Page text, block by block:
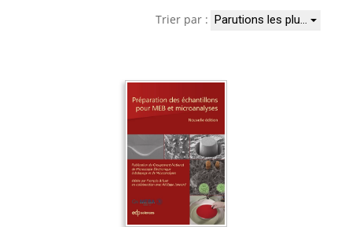
Trier par : Parutions les plu…